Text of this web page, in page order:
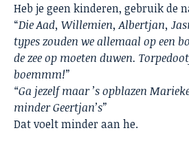
Heb je geen kinderen, gebruik de
“Die Aad, Willemien, Albertjan,
types zouden we allemaal op een
de zee op moeten duwen.
boemmm!”
“Ga jezelf maar ’s opblazen
minder Geertjan’s”
Dat voelt minder aan he.